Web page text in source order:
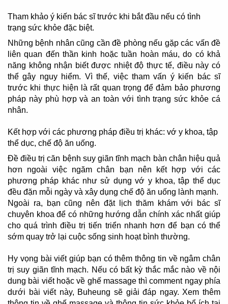
Tham khảo ý kiến bác sĩ trước khi bắt đầu nếu có tình
trạng sức khỏe đặc biệt.
Những bệnh nhân cũng cần đề phòng nếu gặp các vấn đề
liên quan đến thần kinh hoặc tuần hoàn máu, do có khả
năng không nhận biết được nhiệt độ thực tế, điều này có
thể gây nguy hiểm. Vì thế, việc tham vấn ý kiến bác sĩ
trước khi thực hiện là rất quan trọng để đảm bảo phương
pháp này phù hợp và an toàn với tình trạng sức khỏe cá
nhân.
Kết hợp với các phương pháp điều trị khác: vớ y khoa, tập
thể dục, chế độ ăn uống.
Đề điều trị căn bệnh suy giãn tĩnh mạch bàn chân hiệu quả
hơn ngoài việc ngăm chân bạn nên kết hợp với các
phương pháp khác như sử dụng vớ y khoa, tập thể dục
đều đặn mỗi ngày và xây dụng chế độ ăn uống lành mạnh.
Ngoài ra, bạn cũng nên đặt lịch thăm khám với bác sĩ
chuyên khoa để có những hướng dẫn chính xác nhất giúp
cho quá trình điều trị tiến triển nhanh hơn để bạn có thể
sớm quay trở lại cuộc sống sinh hoạt bình thường.
Hy vọng bài viết giúp bạn có thêm thông tin về ngâm chân
trị suy giãn tĩnh mạch. Nếu có bất kỳ thắc mắc nào về nội
dung bài viết hoặc về ghế massage thì comment ngay phía
dưới bài viết này, Buheung sẽ giải đáp ngay. Xem thêm